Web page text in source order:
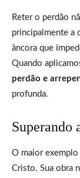
Reter o perdão
principalmente a
âncora que
Quando
perdão e
profunda.
Superando
O maior exemplo
Cristo. Sua obra